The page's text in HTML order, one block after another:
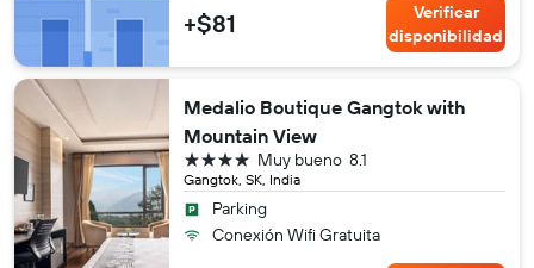
+$81
Verificar
disponibilidad
Medalio Boutique Gangtok with
Mountain View
Gangtok, SK, India
8.1
Muy bueno
4 estrellas
Parking
Conexión Wifi Gratuita